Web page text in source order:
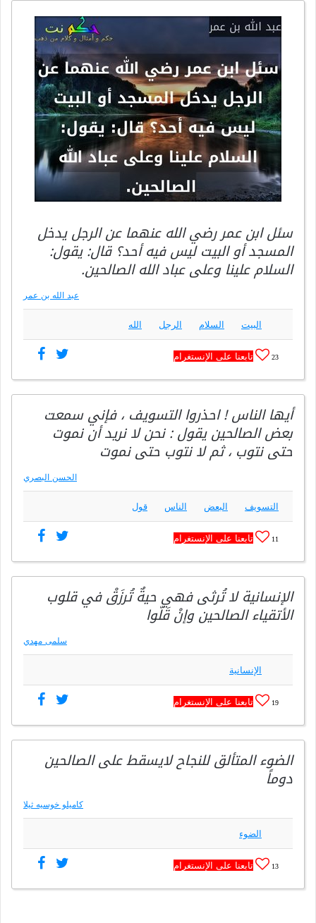
سئل ابن عمر رضي الله عنهما عن الرجل يدخل
المسجد أو البيت ليس فيه أحد؟ قال: يقول:
السلام علينا وعلى عباد الله الصالحين.
عبد الله بن عمر
البيت السلام الرجل الله
23 تابعنا على الإنستغرام
أيها الناس ! احذروا التسويف ، فإني سمعت
بعض الصالحين يقول : نحن لا نريد أن نموت
حتى نتوب ، ثم لا نتوب حتى نموت
الحسن البصري
التسويف البعض الناس قول
11 تابعنا على الإنستغرام
‎الإنسانية لا تُرثى فهي حيةٌ تُرزَقْ في قلوب
الأتقياء الصالحين وإنْ قَلّوا
سلمى مهدي
الإنسانية
19 تابعنا على الإنستغرام
الضوء المتألق للنجاح لايسقط على الصالحين
دوماً
كاميلو خوسيه ثيلا
الضوء
13 تابعنا على الإنستغرام